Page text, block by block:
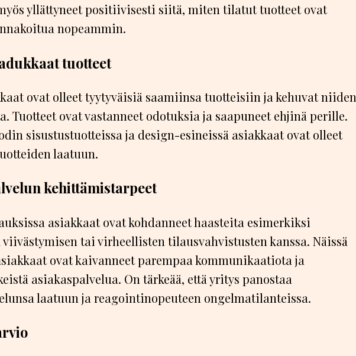
yllättyneet positiivisesti siitä, miten tilatut tuotteet ovat
nopeammin.
tuotteet
ovat olleet tyytyväisiä saamiinsa tuotteisiin ja kehuvat niiden
Tuotteet ovat vastanneet odotuksia ja saapuneet ehjinä perille.
sisustustuotteissa ja design-esineissä asiakkaat ovat olleet
laatuun.
kehittämistarpeet
asiakkaat ovat kohdanneet haasteita esimerkiksi
tai virheellisten tilausvahvistusten kanssa. Näissä
ovat kaivanneet parempaa kommunikaatiota ja
asiakaspalvelua. On tärkeää, että yritys panostaa
laatuun ja reagointinopeuteen ongelmatilanteissa.